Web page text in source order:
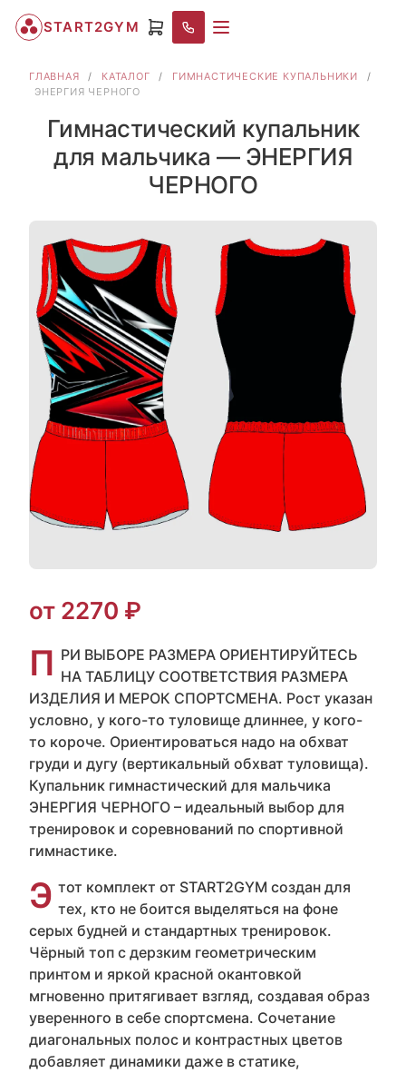
START2GYM
ГЛАВНАЯ / КАТАЛОГ / ГИМНАСТИЧЕСКИЕ КУПАЛЬНИКИ
/
ЭНЕРГИЯ ЧЕРНОГО
Гимнастический купальник
для мальчика — ЭНЕРГИЯ
ЧЕРНОГО
от 2270 ₽
П РИ ВЫБОРЕ РАЗМЕРА ОРИЕНТИРУЙТЕСЬ
НА ТАБЛИЦУ СООТВЕТСТВИЯ РАЗМЕРА
ИЗДЕЛИЯ И МЕРОК СПОРТСМЕНА. Рост указан
условно, у кого-то туловище длиннее, у кого-
то короче. Ориентироваться надо на обхват
груди и дугу (вертикальный обхват туловища).
Купальник гимнастический для мальчика
ЭНЕРГИЯ ЧЕРНОГО – идеальный выбор для
тренировок и соревнований по спортивной
гимнастике.
Э тот комплект от START2GYM создан для
тех, кто не боится выделяться на фоне
серых будней и стандартных тренировок.
Чёрный топ с дерзким геометрическим
принтом и яркой красной окантовкой
мгновенно притягивает взгляд, создавая образ
уверенного в себе спортсмена. Сочетание
диагональных полос и контрастных цветов
добавляет динамики даже в статике,